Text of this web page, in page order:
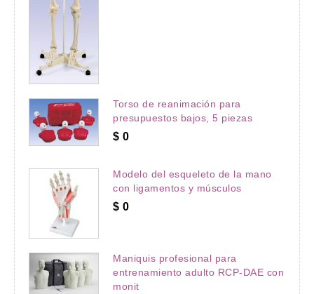
Torso de reanimación para
presupuestos bajos, 5 piezas
$ 0
Modelo del esqueleto de la mano
con ligamentos y músculos
$ 0
Maniquis profesional para
entrenamiento adulto RCP-DAE con
monit